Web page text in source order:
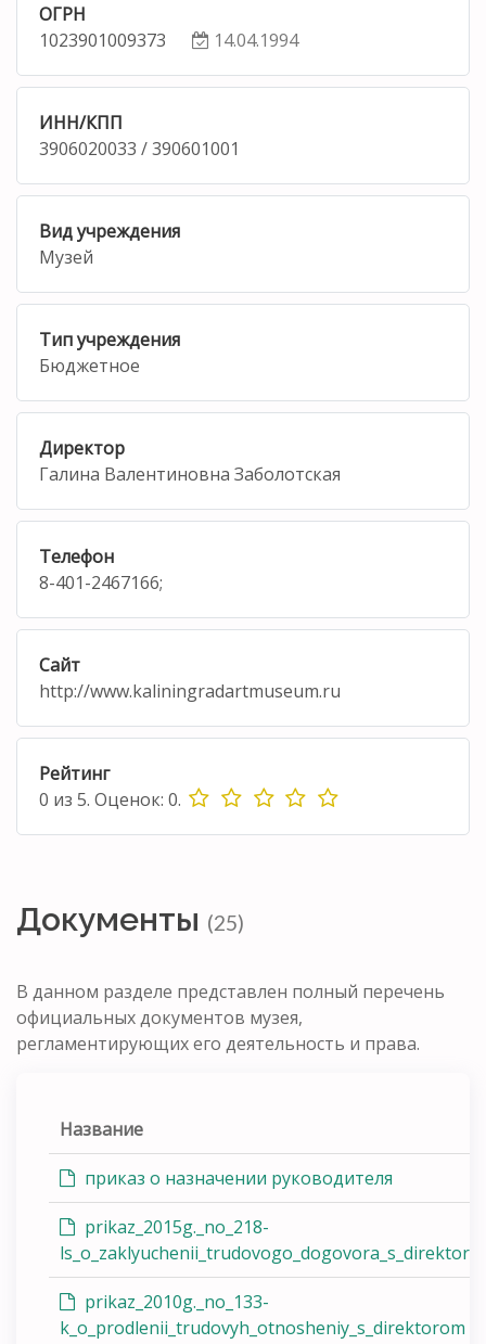
ОГРН
1023901009373
14.04.1994
ИНН/КПП
3906020033 / 390601001
Вид учреждения
Музей
Тип учреждения
Бюджетное
Директор
Галина Валентиновна Заболотская
Телефон
8-401-2467166;
Сайт
http://www.kaliningradartmuseum.ru
Рейтинг
0 из 5. Оценок: 0.
Документы (25)
В данном разделе представлен полный перечень
официальных документов музея,
регламентирующих его деятельность и права.
Название
приказ о назначении руководителя
prikaz_2015g._no_218-
prikaz_2010g._no_133-
k_o_prodlenii_trudovyh_otnosheniy_s_direktorom